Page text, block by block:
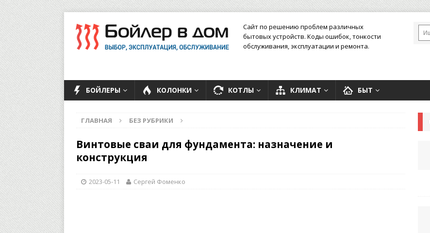
Сайт по решению проблем различных
бытовых устройств. Коды ошибок, тонкости
обслуживания, эксплуатации и ремонта.
БОЙЛЕРЫ КОЛОНКИ КОТЛЫ КЛИМАТ БЫТ
ГЛАВНАЯ БЕЗ РУБРИКИ
Винтовые сваи для фундамента: назначение и
конструкция
2023-05-11 Сергей Фоменко